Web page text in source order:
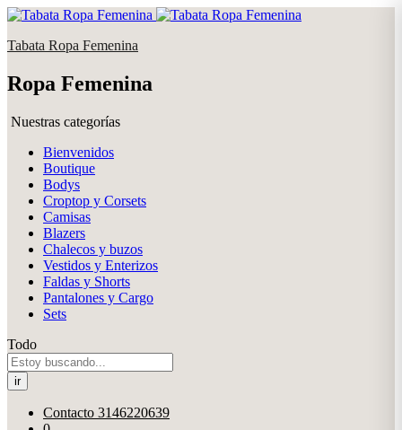
Tabata Ropa Femenina
Ropa Femenina
Nuestras categorías
Bienvenidos
Boutique
Bodys
Croptop y Corsets
Camisas
Blazers
Chalecos y buzos
Vestidos y Enterizos
Faldas y Shorts
Pantalones y Cargo
Sets
Todo
ir
Contacto 3146220639